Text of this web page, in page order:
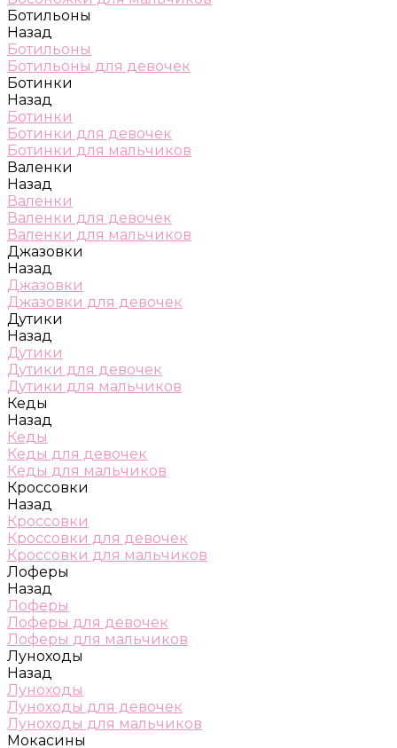
Ботильоны
Назад
Ботильоны
Ботильоны для девочек
Ботинки
Назад
Ботинки
Ботинки для девочек
Ботинки для мальчиков
Валенки
Назад
Валенки
Валенки для девочек
Валенки для мальчиков
Джазовки
Назад
Джазовки
Джазовки для девочек
Дутики
Назад
Дутики
Дутики для девочек
Дутики для мальчиков
Кеды
Назад
Кеды
Кеды для девочек
Кеды для мальчиков
Кроссовки
Назад
Кроссовки
Кроссовки для девочек
Кроссовки для мальчиков
Лоферы
Назад
Лоферы
Лоферы для девочек
Лоферы для мальчиков
Луноходы
Назад
Луноходы
Луноходы для девочек
Луноходы для мальчиков
Мокасины